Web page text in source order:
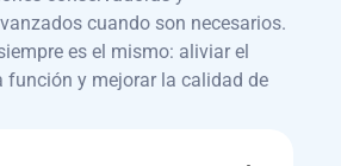
cuando son necesarios.
es el mismo: aliviar el
función y mejorar la calidad de